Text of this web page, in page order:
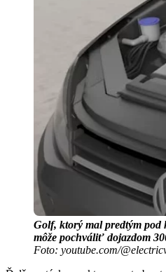
Golf, ktorý mal predtým pod
môže pochváliť dojazdom
Foto: youtube.com/